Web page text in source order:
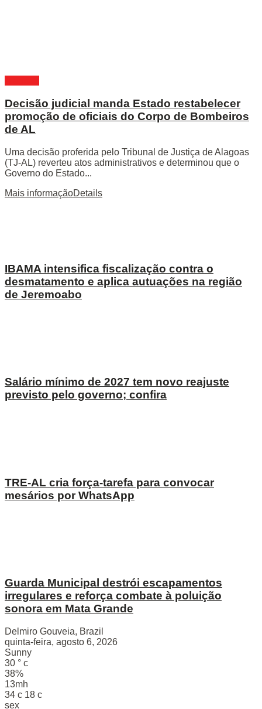
Decisão judicial manda Estado restabelecer
promoção de oficiais do Corpo de Bombeiros
de AL
Uma decisão proferida pelo Tribunal de Justiça de Alagoas
(TJ-AL) reverteu atos administrativos e determinou que o
Governo do Estado...
Mais informaçãoDetails
IBAMA intensifica fiscalização contra o
desmatamento e aplica autuações na região
de Jeremoabo
Salário mínimo de 2027 tem novo reajuste
previsto pelo governo; confira
TRE-AL cria força-tarefa para convocar
mesários por WhatsApp
Guarda Municipal destrói escapamentos
irregulares e reforça combate à poluição
sonora em Mata Grande
Delmiro Gouveia, Brazil
quinta-feira, agosto 6, 2026
Sunny
30 ° c
38%
13mh
34 c 18 c
sex